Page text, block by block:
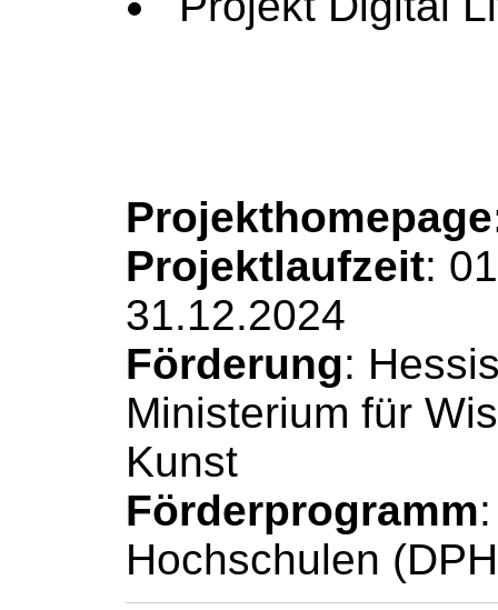
Projektlaufzeit:
31.12.2024
Förderung:
Ministerium für
Kunst
Förderprogramm
Hochschulen